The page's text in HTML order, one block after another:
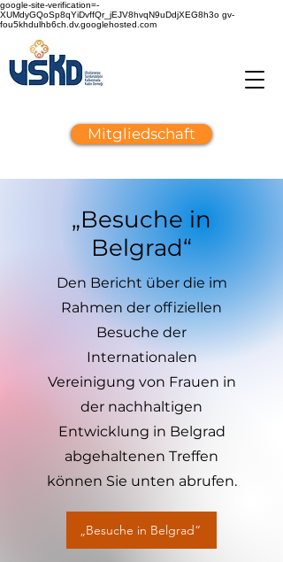
google-site-verification=-
XUMdyGQoSp8qYiDvffQr_jEJV8hvqN9uDdjXEG8h3o gv-
fou5khdulhb6ch.dv.googlehosted.com
Mitgliedschaft
„Besuche in
Belgrad“
Den Bericht über die im
Rahmen der offiziellen
Besuche der
Internationalen
Vereinigung von Frauen in
der nachhaltigen
Entwicklung in Belgrad
abgehaltenen Treffen
können Sie unten abrufen.
„Besuche in Belgrad“